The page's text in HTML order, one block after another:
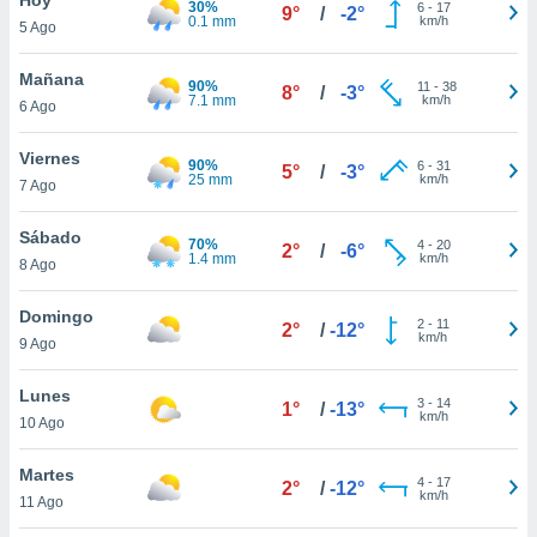
y
en
más
de
5 Ago
30%
0.1 mm
9° / -2° 6- 17
km/h
Mañana
6 Ago
90%
7.1 mm
8° / -3° 11 - 38
km/h
Viernes
7 Ago
90%
25 mm
5° / -3° 6- 31
km/h
Sábado
8 Ago
70%
1.4 mm
2° / -6° 4- 20
km/h
Domingo
9 Ago
2° / -12° 2- 11
km/h
Lunes
10 Ago
1° / -13° 3- 14
km/h
Martes
11 Ago
2° / -12° 4- 17
km/h